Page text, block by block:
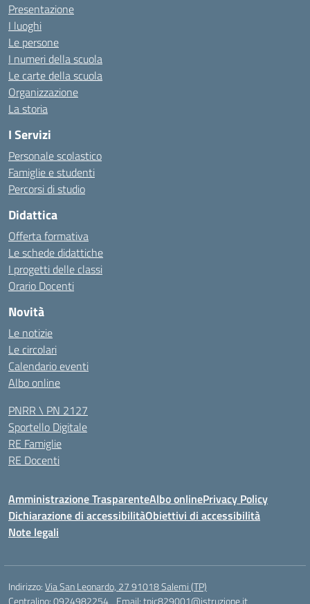
Presentazione
I luoghi
Le persone
I numeri della scuola
Le carte della scuola
Organizzazione
La storia
I Servizi
Personale scolastico
Famiglie e studenti
Percorsi di studio
Didattica
Offerta formativa
Le schede didattiche
I progetti delle classi
Orario Docenti
Novità
Le notizie
Le circolari
Calendario eventi
Albo online
PNRR \ PN 2127
Sportello Digitale
RE Famiglie
RE Docenti
Amministrazione TrasparenteAlbo onlinePrivacy Policy
Dichiarazione di accessibilitàObiettivi di accessibilità
Note legali
Indirizzo:Via San Leonardo, 27 91018 Salemi (TP)
Centralino:0924982254 Email:tpic829001@istruzione.it